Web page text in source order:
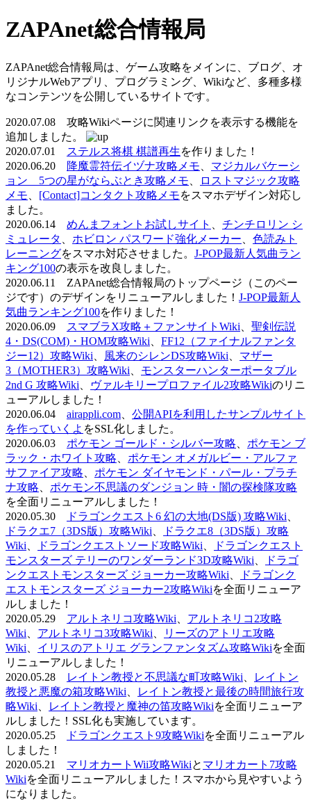
ZAPAnet総合情報局
ZAPAnet総合情報局は、ゲーム攻略をメインに、ブログ、オ
リジナルWebアプリ、プログラミング、Wikiなど、多種多様
なコンテンツを公開しているサイトです。
2020.07.08 攻略Wikiページに関連リンクを表示する機能を
追加しました。
2020.07.01
ステルス将棋 棋譜再生を作りました！
2020.06.20
降魔霊符伝イヅナ攻略メモ
マジカルバケーシ
ョン 5つの星がならぶとき攻略メモ
ロストマジック攻略
メモ
[Contact]コンタクト攻略メモをスマホデザイン対応し
ました。
2020.06.14 めんまフォントお試しサイト
チンチロリン シ
ミュレータ
ホビロン パスワード強化メーカー
色読みト
レーニングをスマホ対応させました。 J-POP最新人気曲ラン
キング100の表示を改良しました。
2020.06.11 ZAPAnet総合情報局のトップページ（このペー
ジです）のデザインをリニューアルしました！ J-POP最新人
気曲ランキング100を作りました！
2020.06.09
スマブラX攻略＋ファンサイトWiki
聖剣伝説
4・DS(COM)・HOM攻略Wiki
FF12（ファイナルファンタ
ジー12）攻略Wiki
風来のシレンDS攻略Wiki
マザー
3（MOTHER3）攻略Wiki
モンスターハンターポータブル
2nd G 攻略Wiki
ヴァルキリープロファイル2攻略Wikiのリニ
ューアルしました！
2020.06.04 airappli.com
公開APIを利用したサンプルサイト
を作っていくよ をSSL化しました。
2020.06.03 ポケモン ゴールド・シルバー攻略
ポケモン ブ
ラック・ホワイト攻略
ポケモン オメガルビー・アルファ
サファイア攻略
ポケモン ダイヤモンド・パール・プラチ
ナ攻略
ポケモン不思議のダンジョン 時・闇の探検隊攻略
を全面リニューアルしました！
2020.05.30
ドラゴンクエスト6 幻の大地(DS版) 攻略Wiki
ドラクエ7（3DS版）攻略Wiki
ドラクエ8（3DS版）攻略
Wiki
ドラゴンクエストソード攻略Wiki
ドラゴンクエスト
モンスターズ テリーのワンダーランド3D攻略Wiki
ドラゴ
ンクエストモンスターズ ジョーカー攻略Wiki
ドラゴンク
エストモンスターズ ジョーカー2攻略Wikiを全面リニューア
ルしました！
2020.05.29 アルトネリコ攻略Wiki
アルトネリコ2攻略
Wiki
アルトネリコ3攻略Wiki
リーズのアトリエ攻略
Wiki
イリスのアトリエ グランファンタズム攻略Wikiを全面
リニューアルしました！
2020.05.28
レイトン教授と不思議な町攻略Wiki
レイトン
教授と悪魔の箱攻略Wiki
レイトン教授と最後の時間旅行攻
略Wiki
レイトン教授と魔神の笛攻略Wikiを全面リニューア
ルしました！SSL化も実施しています。
2020.05.25
ドラゴンクエスト9攻略Wikiを全面リニューアル
しました！
2020.05.21 マリオカートWii攻略Wikiと マリオカート7攻略
Wikiを全面リニューアルしました！スマホから見やすいよう
になりました。